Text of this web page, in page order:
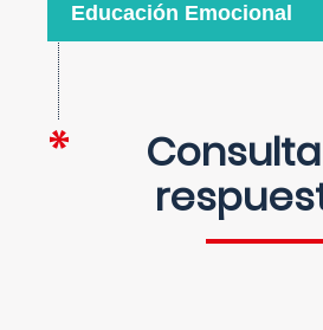
Educación Emocional